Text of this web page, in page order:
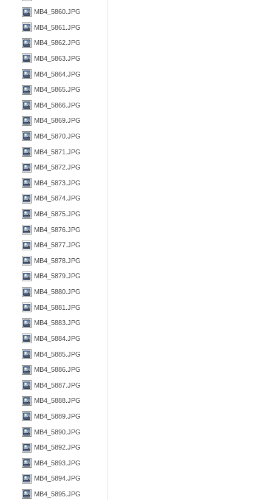
MB4_5860.JPG
MB4_5861.JPG
MB4_5862.JPG
MB4_5863.JPG
MB4_5864.JPG
MB4_5865.JPG
MB4_5866.JPG
MB4_5869.JPG
MB4_5870.JPG
MB4_5871.JPG
MB4_5872.JPG
MB4_5873.JPG
MB4_5874.JPG
MB4_5875.JPG
MB4_5876.JPG
MB4_5877.JPG
MB4_5878.JPG
MB4_5879.JPG
MB4_5880.JPG
MB4_5881.JPG
MB4_5883.JPG
MB4_5884.JPG
MB4_5885.JPG
MB4_5886.JPG
MB4_5887.JPG
MB4_5888.JPG
MB4_5889.JPG
MB4_5890.JPG
MB4_5892.JPG
MB4_5893.JPG
MB4_5894.JPG
MB4_5895.JPG